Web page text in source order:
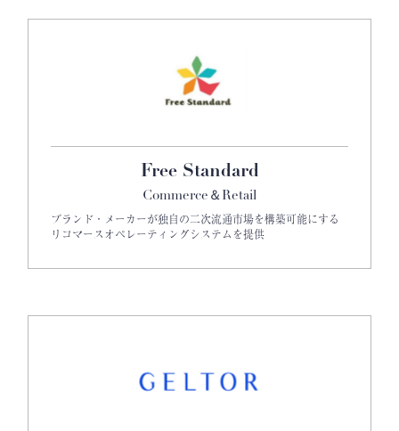
Free Standard
Commerce＆Retail
ブランド・メーカーが独自の二次流通市場を構築可能にする
リコマースオペレーティングシステムを提供